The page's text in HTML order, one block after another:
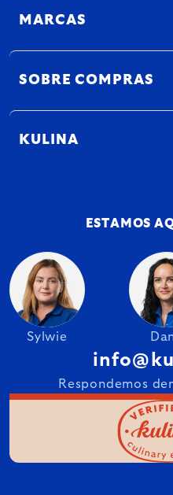
MARCAS
SOBRE COMPRAS
KULINA
ESTAMOS
Sylwie
Respondemos